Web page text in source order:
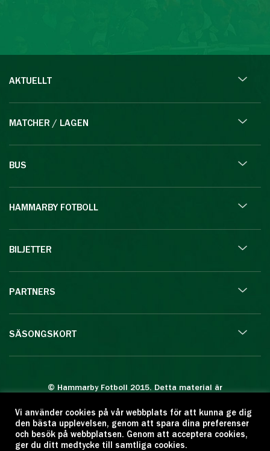
AKTUELLT
MATCHER / LAGEN
BUS
HAMMARBY FOTBOLL
BILJETTER
PARTNERS
SÄSONGSKORT
© Hammarby Fotboll 2015. Detta material är
Eftertryck eller annan kopiering är förbjuden.
Citera oss gärna men ange källan:
www.hammarbyfotboll.se. Ansvarig utgivare:
Vi använder cookies på vår webbplats för att kunna ge dig
den bästa upplevelsen, genom att spara dina preferenser
och besök på webbplatsen. Genom att acceptera cookies,
ger du ditt medtycke till samtliga cookies.